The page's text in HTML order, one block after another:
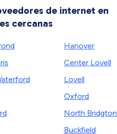
de internet en
cercanas
Hanover
Center Lovell
Lovell
Oxford
North Bridgton
Buckfield